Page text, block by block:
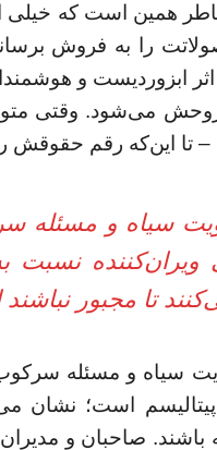
همین است که خیلی
را به فروش
ابزوردیست و
می‌شود. وقتی
– تا این‌که رقم حقوقش
سیاه و مسئله
ویران‌کننده
تا مجبور
سیاه و مسئله
است؛ نشان
باشند. صاحبان و